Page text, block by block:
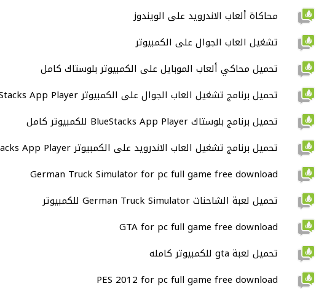
محاكاة ألعاب الاندرويد على الويندوز
تشغيل العاب الجوال على الكمبيوتر
تحميل محاكي ألعاب الموبايل على الكمبيوتر بلوستاك كامل
تحميل برنامج تشغيل العاب الجوال على الكمبيوتر BlueStacks App Player كامل
تحميل برنامج بلوستاك BlueStacks App Player للكمبيوتر كامل
تحميل برنامج تشغيل العاب الاندرويد على الكمبيوتر BlueStacks App Player
German Truck Simulator for pc full game free download
تحميل لعبة الشاحنات German Truck Simulator للكمبيوتر
GTA for pc full game free download
تحميل لعبة gta للكمبيوتر كامله
PES 2012 for pc full game free download